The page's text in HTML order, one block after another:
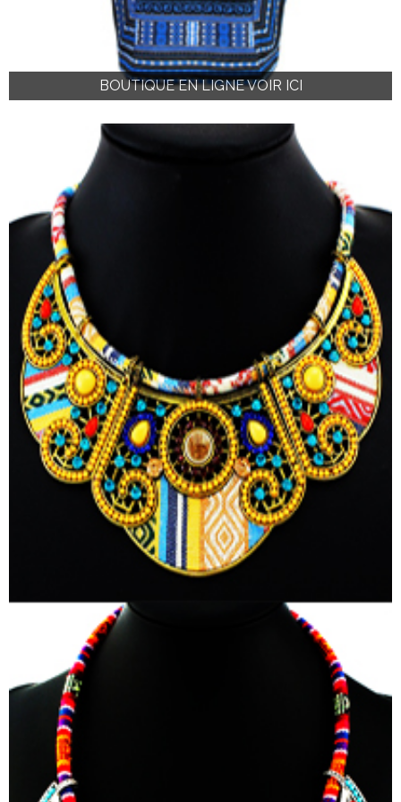
BOUTIQUE EN LIGNE VOIR ICI